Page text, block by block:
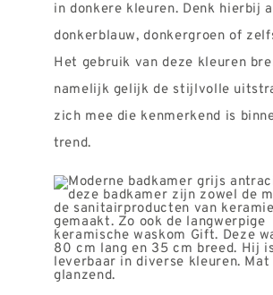
in donkere kleuren. Denk hierbij
donkerblauw, donkergroen of
Het gebruik van deze kleuren
namelijk gelijk de stijlvolle
zich mee die kenmerkend is
trend.